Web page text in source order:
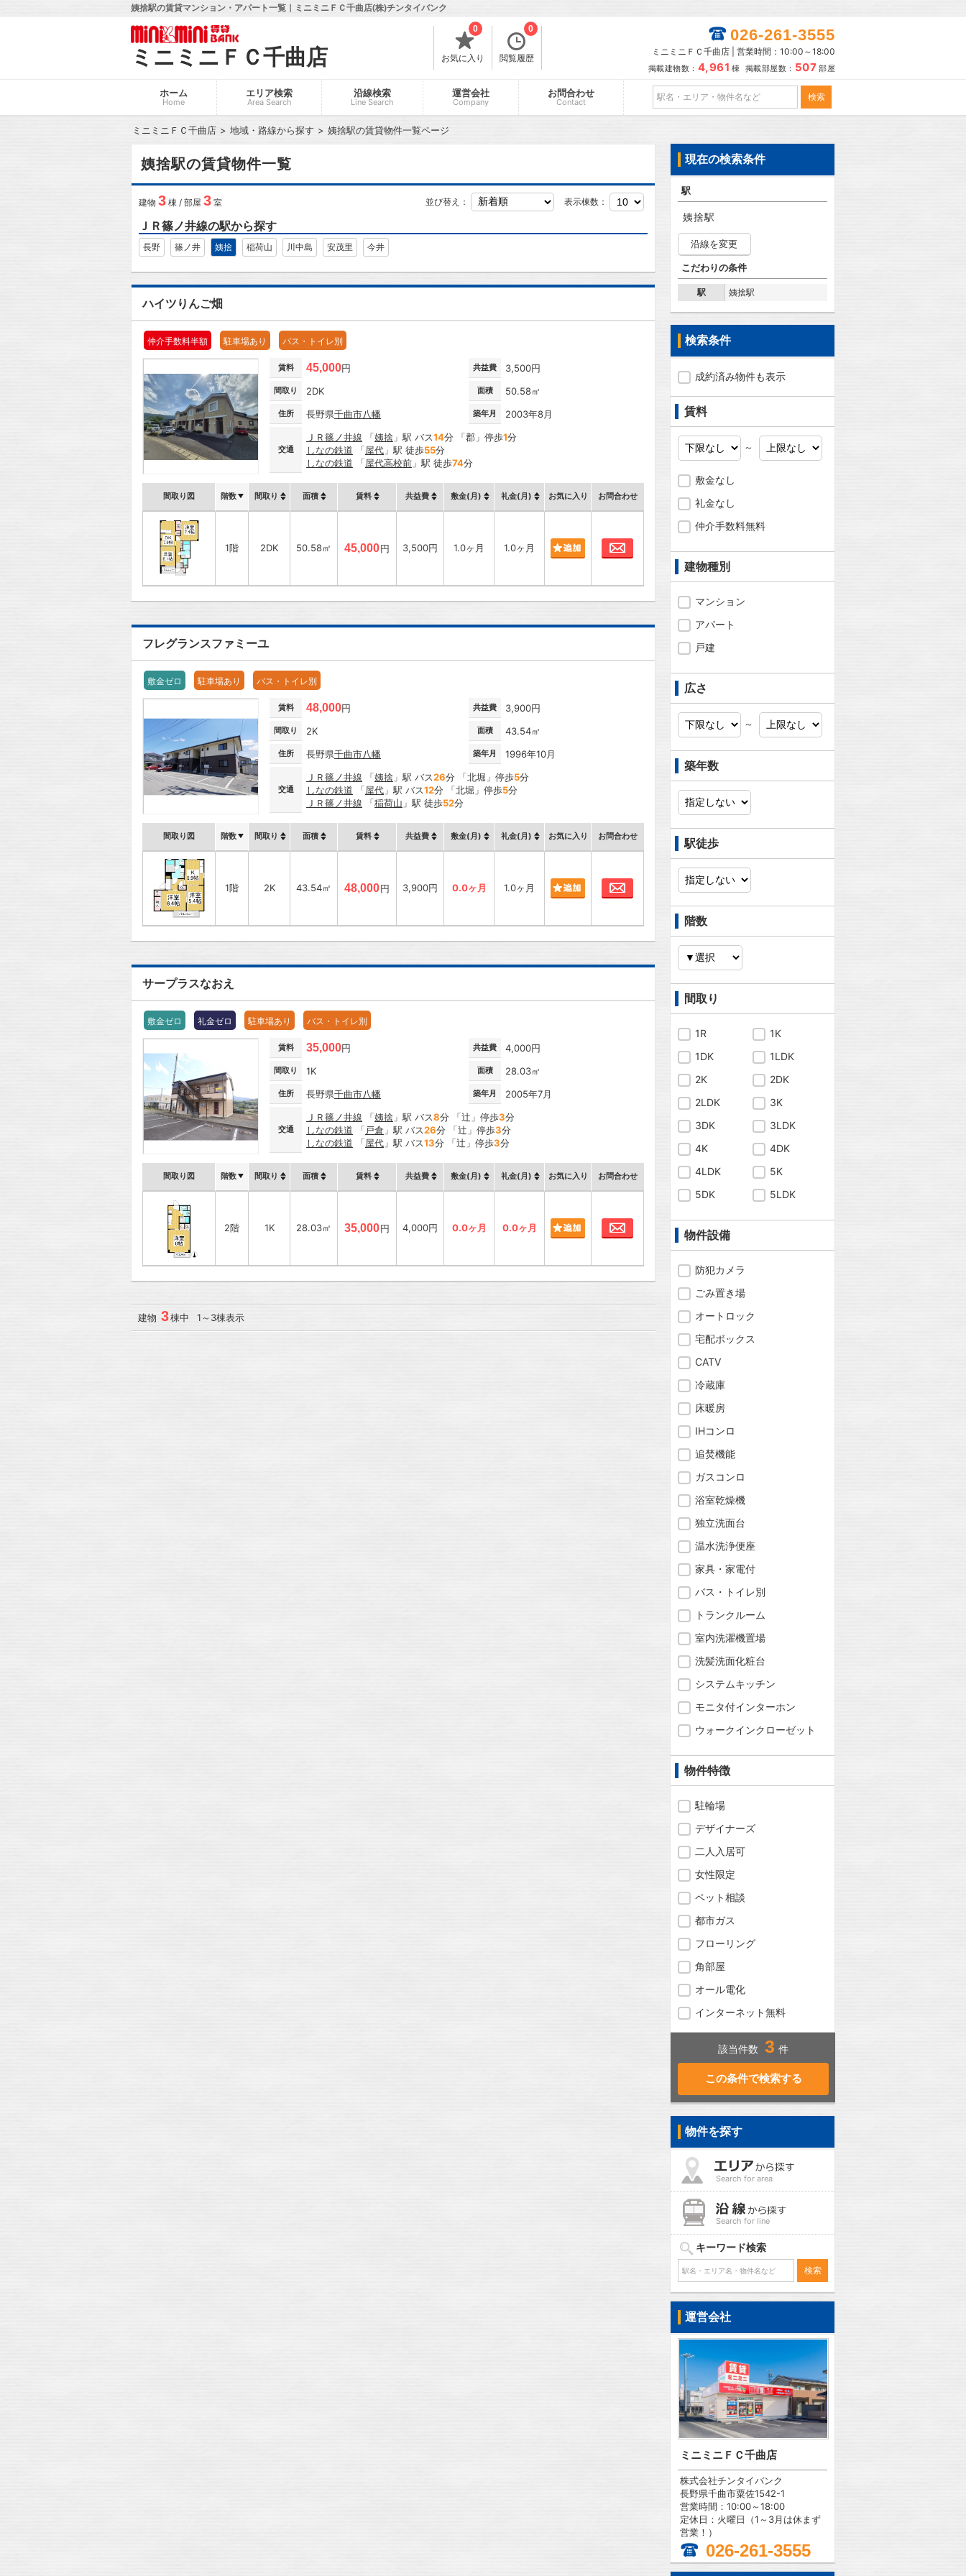
姨捨駅の賃貸マンション・アパート一覧｜ミニミニＦＣ千曲店(株)チンタイバンク
ミニミニＦＣ千曲店 お気に入り
0
閲覧履歴
0 026-261-3555
ミニミニＦＣ千曲店 | 営業時間：10:00～18:00
掲載建物数： 4,961 棟 掲載部屋数： 507 部屋
ホーム
Home
エリア検索
Area Search
沿線検索
Line Search
運営会社
Company
お問合わせ
Contact
ミニミニＦＣ千曲店 地域・路線から探す 姨捨駅の賃貸物件一覧ページ
姨捨駅の賃貸物件一覧
建物 3 棟 / 部屋 3 室 並び替え：
ＪＲ篠ノ井線の駅から探す
長野 篠ノ井 姨捨 稲荷山 川中島 安茂里 今井
表示棟数：
ハイツりんご畑
仲介手数料半額 駐車場あり バス・トイレ別
賃料 45,000円 共益費 3,500円
間取り 2DK 面積 50.58㎡
住所 長野県千曲市八幡 築年月 2003年8月
交通
ＪＲ篠ノ井線 「姨捨 」駅 バス14分 「郡」停歩1分
しなの鉄道 「屋代 」駅 徒歩55分
しなの鉄道 「屋代高校前 」駅 徒歩74分
間取り図 階数 間取り 面積 賃料 共益費 敷金(月) 礼金(月) お気に入り お問合わせ
1階 2DK 50.58㎡ 45,000円 3,500円 1.0ヶ月 1.0ヶ月
フレグランスファミーユ
敷金ゼロ 駐車場あり バス・トイレ別
賃料 48,000円 共益費 3,900円
間取り 2K 面積 43.54㎡
住所 長野県千曲市八幡 築年月 1996年10月
交通
ＪＲ篠ノ井線 「姨捨 」駅 バス26分 「北堀」停歩5分
しなの鉄道 「屋代 」駅 バス12分 「北堀」停歩5分
ＪＲ篠ノ井線 「稲荷山 」駅 徒歩52分
間取り図 階数 間取り 面積 賃料 共益費 敷金(月) 礼金(月) お気に入り お問合わせ
1階 2K 43.54㎡ 48,000円 3,900円 0.0ヶ月 1.0ヶ月
サープラスなおえ
敷金ゼロ 礼金ゼロ 駐車場あり バス・トイレ別
賃料 35,000円 共益費 4,000円
間取り 1K 面積 28.03㎡
住所 長野県千曲市八幡 築年月 2005年7月
交通
ＪＲ篠ノ井線 「姨捨 」駅 バス8分 「辻」停歩3分
しなの鉄道 「戸倉 」駅 バス26分 「辻」停歩3分
しなの鉄道 「屋代 」駅 バス13分 「辻」停歩3分
間取り図 階数 間取り 面積 賃料 共益費 敷金(月) 礼金(月) お気に入り お問合わせ
2階 1K 28.03㎡ 35,000円 4,000円 0.0ヶ月 0.0ヶ月 お問合わせ
建物 3棟中 1～3棟表示
現在の検索条件
駅
姨捨駅
沿線を変更
こだわりの条件
駅 姨捨駅
検索条件
成約済み物件も表示
賃料
～
敷金なし
礼金なし
仲介手数料無料
建物種別
マンション
アパート
戸建
広さ
～
築年数
駅徒歩
階数
間取り
1R
1K
1DK
1LDK
2K
2DK
2LDK
3K
3DK
3LDK
4K
4DK
4LDK
5K
5DK
5LDK
物件設備
防犯カメラ
ごみ置き場
オートロック
宅配ボックス
CATV
冷蔵庫
床暖房
IHコンロ
追焚機能
ガスコンロ
浴室乾燥機
独立洗面台
温水洗浄便座
家具・家電付
バス・トイレ別
トランクルーム
室内洗濯機置場
洗髪洗面化粧台
システムキッチン
モニタ付インターホン
ウォークインクローゼット
物件特徴
駐輪場
デザイナーズ
二人入居可
女性限定
ペット相談
都市ガス
フローリング
角部屋
オール電化
インターネット無料
該当件数 3 件
物件を探す
Search for area
Search for line
キーワード検索
運営会社
ミニミニＦＣ千曲店
株式会社チンタイバンク
長野県千曲市粟佐1542-1
営業時間：10:00～18:00
定休日：火曜日（1～3月は休まず
営業！）
026-261-3555